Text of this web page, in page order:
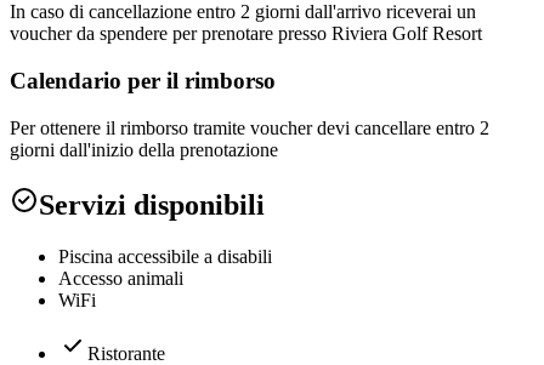
In caso di cancellazione entro 2 giorni dall'arrivo riceverai un
voucher da spendere per prenotare presso Riviera Golf Resort
Calendario per il rimborso
Per ottenere il rimborso tramite voucher devi cancellare entro 2
giorni dall'inizio della prenotazione
Servizi disponibili
Piscina accessibile a disabili
Accesso animali
WiFi
Ristorante